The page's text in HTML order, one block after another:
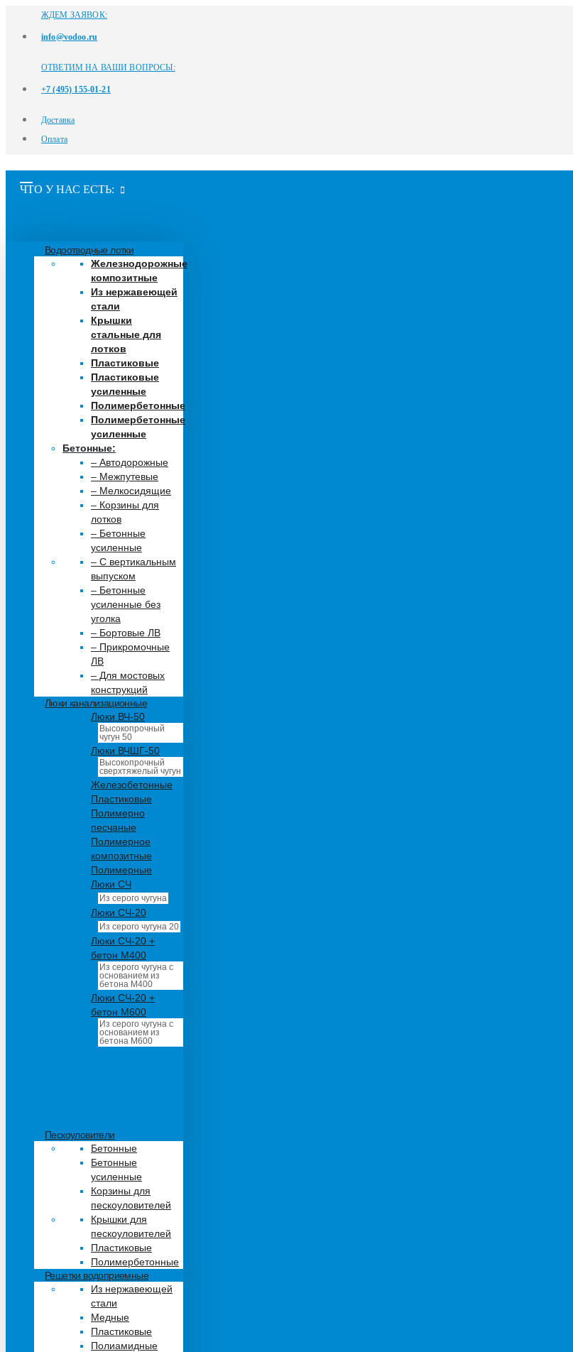
ЖДЕМ ЗАЯВОК:
info@vodoo.ru
ОТВЕТИМ НА ВАШИ ВОПРОСЫ:
+7 (495) 155-01-21
Доставка
Оплата
ЧТО У НАС ЕСТЬ:
Водоотводные лотки
Железнодорожные
композитные
Из нержавеющей
стали
Крышки
стальные для
лотков
Пластиковые
Пластиковые
усиленные
Полимербетонные
Полимербетонные
усиленные
Бетонные:
– Автодорожные
– Межпутевые
– Мелкосидящие
– Корзины для
лотков
– Бетонные
усиленные
– С вертикальным
выпуском
– Бетонные
усиленные без
уголка
– Бортовые ЛВ
– Прикромочные
ЛВ
– Для мостовых
конструкций
Люки канализационные
Люки ВЧ-50
Высокопрочный
чугун 50
Люки ВЧШГ-50
Высокопрочный
сверхтяжелый чугун
Железобетонные
Пластиковые
Полимерно
песчаные
Полимерное
композитные
Полимерные
Люки СЧ
Из серого чугуна
Люки СЧ-20
Из серого чугуна 20
Люки СЧ-20 +
бетон М400
Из серого чугуна с
основанием из
бетона М400
Люки СЧ-20 +
бетон М600
Из серого чугуна с
основанием из
бетона М600
Пескоуловители
Бетонные
Бетонные
усиленные
Корзины для
пескоуловителей
Крышки для
пескоуловителей
Пластиковые
Полимербетонные
Решетки водоприемные
Из нержавеющей
стали
Медные
Пластиковые
Полиамидные